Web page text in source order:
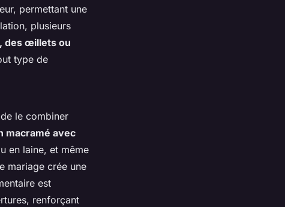
permettant une
plusieurs
des œillets ou
type de
le combiner
macramé avec
en laine, et même
mariage crée une
est
renforçant